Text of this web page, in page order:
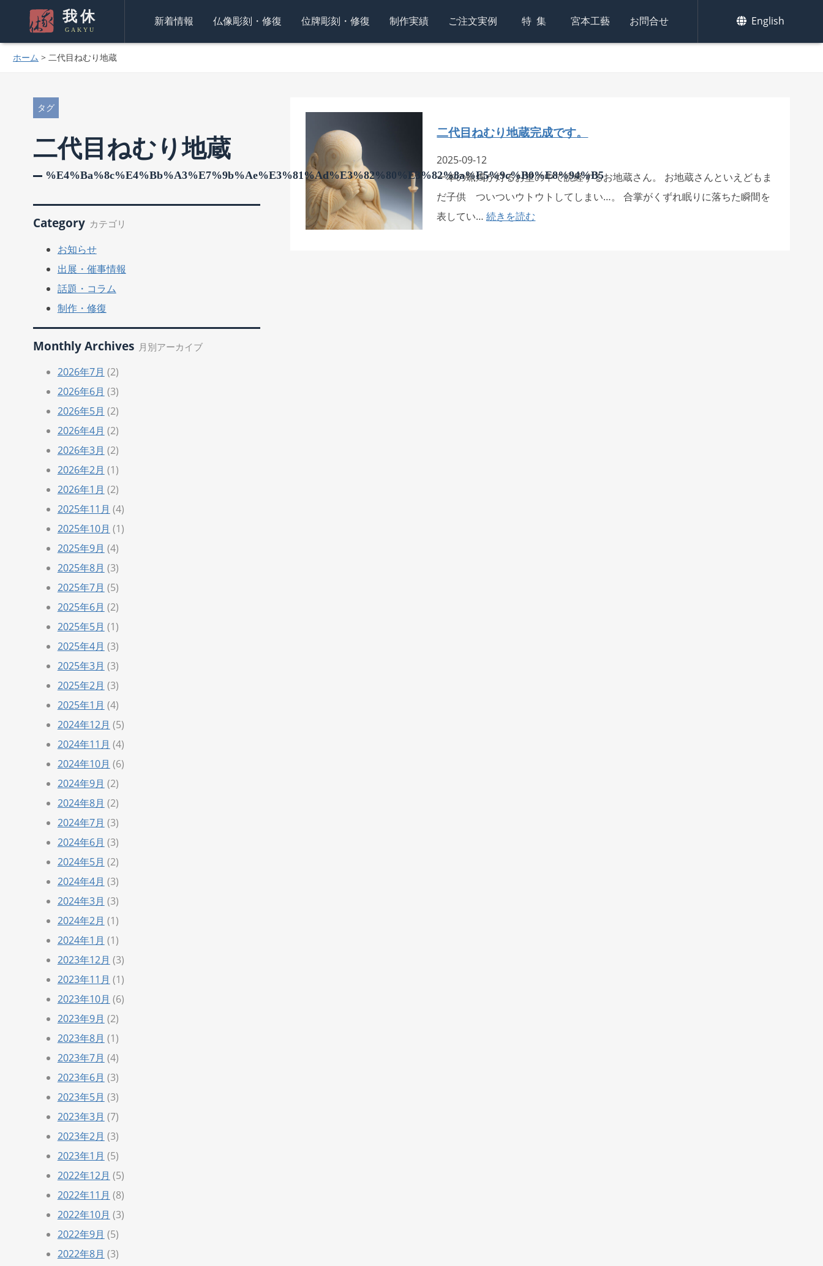
我休
GAKYU
新着情報 仏像彫刻・修復 位牌彫刻・修復 制作実績 ご注文実例 特集 宮本工藝 お問合せ English
ホーム > 二代目ねむり地蔵
タグ
二代目ねむり地蔵
%e4%ba%8c%e4%bb%a3%e7%9b%ae%e3%81%ad%e3%82%80%e3%82%8a%e5%9c%b0%e8%94%b5
Category カテゴリ
お知らせ
出展・催事情報
話題・コラム
制作・修復
Monthly Archives 月別アーカイブ
2026年7月 (2)
2026年6月 (3)
2026年5月 (2)
2026年4月 (2)
2026年3月 (2)
2026年2月 (1)
2026年1月 (2)
2025年11月 (4)
2025年10月 (1)
2025年9月 (4)
2025年8月 (3)
2025年7月 (5)
2025年6月 (2)
2025年5月 (1)
2025年4月 (3)
2025年3月 (3)
2025年2月 (3)
2025年1月 (4)
2024年12月 (5)
2024年11月 (4)
2024年10月 (6)
2024年9月 (2)
2024年8月 (2)
2024年7月 (3)
2024年6月 (3)
2024年5月 (2)
2024年4月 (3)
2024年3月 (3)
2024年2月 (1)
2024年1月 (1)
2023年12月 (3)
2023年11月 (1)
2023年10月 (6)
2023年9月 (2)
2023年8月 (1)
2023年7月 (4)
2023年6月 (3)
2023年5月 (3)
2023年3月 (7)
2023年2月 (3)
2023年1月 (5)
2022年12月 (5)
2022年11月 (8)
2022年10月 (3)
2022年9月 (5)
2022年8月 (3)
二代目ねむり地蔵完成です。
2025-09-12
一本の蝋燭が灯るお堂の中で読経するお地蔵さん。 お地蔵さんといえどもま
だ子供 ついついウトウトしてしまい…。 合掌がくずれ眠りに落ちた瞬間を
表してい…続きを読む